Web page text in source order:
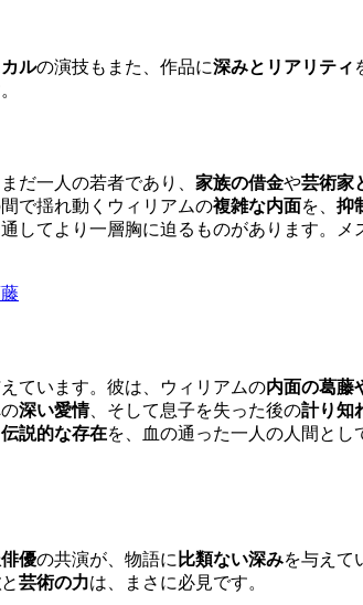
ルの演技もまた、作品に深みとリアリティ
だ一人の若者であり、 家族の借金や芸術家
で揺れ動くウィリアムの複雑な内面を、 抑
通してより一層胸に迫るものがあります。
ています。彼は、ウィリアムの内面の葛藤
深い愛情、そして息子を失った後の計り知
伝説的な存在を、血の通った一人の人間とし
優の共演が、物語に 比類ない深みを与えて
と芸術の力は、まさに必見です。